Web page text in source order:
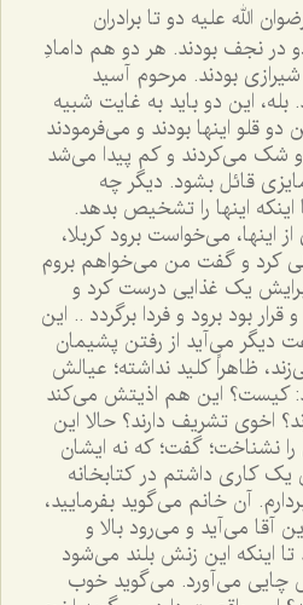
الله عليه دو تا برادران
در نجف بودند. هر دو هم دامادِ
بودند. مرحوم آسيد
بله، اين دو بايد به غايت شبيه
قلو اينها بودند و مى‌فرمودند
شک مى‌کردند و کم پيدا مى‌شد
قائل بشود. ديگر چه
اينکه اينها را تشخيص بدهد.
اينها، مى‌خواست برود کربلا،
کرد و گفت من مى‌خواهم بروم
يک غذايى درست کرد و
بود برود و فردا برگردد .. اين
ديگر مى‌آيد از رفتن پشيمان
ظاهراً کليد نداشته؛ عيالش
کيست؟ اين هم اذيتش مى‌کند
اخوى تشريف دارند؟ حالا اين
نشناخت؛ گفت؛ که نه ايشان
يک کارى داشتم در کتابخانه
آن خانم مى‌گويد بفرماييد،
آقا مى‌آيد و مى‌رود بالا و
اينکه اين زنش بلند مى‌شود
چايى مى‌آورد. مى‌گويد خوب